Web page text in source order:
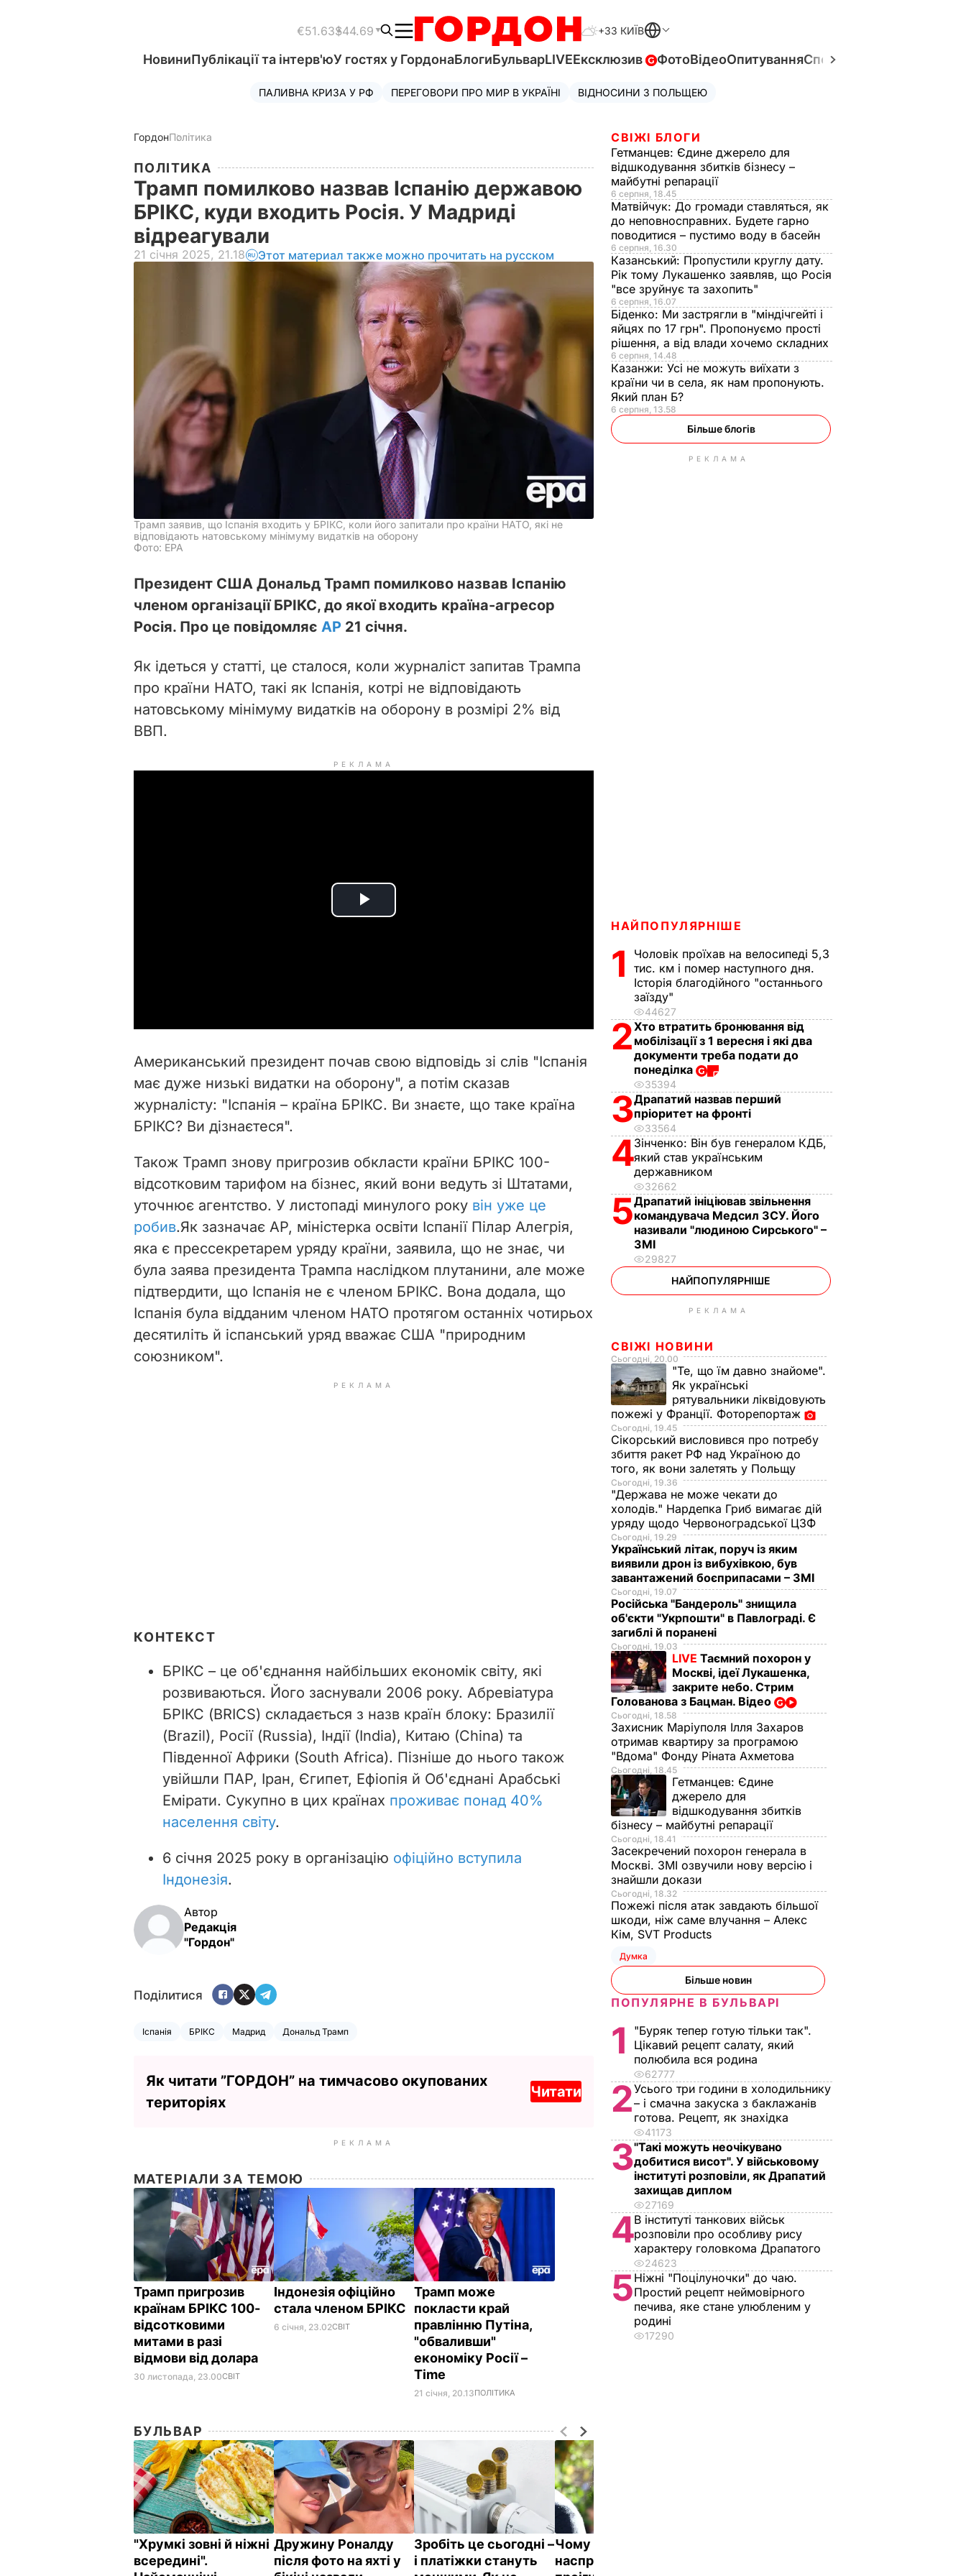
€51.63$44.69 +33 КИЇВ
НовиниПублікації та інтерв'юУ гостях у ГордонаБлогиБульварLIVEЕксклюзив ФотоВідеоОпитуванняСпецпроєкти
ПАЛИВНА КРИЗА У РФ ПЕРЕГОВОРИ ПРО МИР В УКРАЇНІ ВІДНОСИНИ З ПОЛЬЩЕЮ
ГордонПолітика
ПОЛІТИКА
Трамп помилково назвав Іспанію державою
БРІКС, куди входить Росія. У Мадриді
відреагували
21 січня 2025, 21.18 Этот материал также можно прочитать на русском
Трамп заявив, що Іспанія входить у БРІКС, коли його запитали про країни НАТО, які не
відповідають натовському мінімуму видатків на оборону
Фото: EPA
Президент США Дональд Трамп помилково назвав Іспанію
членом організації БРІКС, до якої входить країна-агресор
Росія. Про це повідомляє AP 21 січня.
Як ідеться у статті, це сталося, коли журналіст запитав Трампа
про країни НАТО, такі як Іспанія, котрі не відповідають
натовському мінімуму видатків на оборону в розмірі 2% від
ВВП.
РЕКЛАМА
P
i
d
o
Американський президент почав свою відповідь зі слів "Іспанія
має дуже низькі видатки на оборону", а потім сказав
журналісту: "Іспанія – країна БРІКС. Ви знаєте, що таке країна
БРІКС? Ви дізнаєтеся".
Також Трамп знову пригрозив обкласти країни БРІКС 100-
відсотковим тарифом на бізнес, який вони ведуть зі Штатами,
уточнює агентство. У листопаді минулого року він уже це
робив.Як зазначає AP, міністерка освіти Іспанії Пілар Алегрія,
яка є прессекретарем уряду країни, заявила, що не знає, чи
була заява президента Трампа наслідком плутанини, але може
підтвердити, що Іспанія не є членом БРІКС. Вона додала, що
Іспанія була відданим членом НАТО протягом останніх чотирьох
десятиліть й іспанський уряд вважає США "природним
союзником".
РЕКЛАМА
КОНТЕКСТ
БРІКС – це об'єднання найбільших економік світу, які
розвиваються. Його заснували 2006 року. Абревіатура
БРІКС (BRICS) складається з назв країн блоку: Бразилії
(Brazil), Росії (Russia), Індії (India), Китаю (China) та
Південної Африки (South Africa). Пізніше до нього також
увійшли ПАР, Іран, Єгипет, Ефіопія й Об'єднані Арабські
Емірати. Сукупно в цих країнах проживає понад 40%
населення світу.
6 січня 2025 року в організацію офіційно вступила
Індонезія.
Автор
Редакція
"Гордон"
Поділитися
Іспанія БРІКС Мадрид Дональд Трамп
Як читати ”ГОРДОН” на тимчасово окупованих
територіях
Читати
РЕКЛАМА
МАТЕРІАЛИ ЗА ТЕМОЮ
Трамп пригрозив
країнам БРІКС 100-
відсотковими
митами в разі
відмови від долара
30 листопада, 23.00СВІТ
Індонезія офіційно
стала членом БРІКС
6 січня, 23.02СВІТ
Трамп може
покласти край
правлінню Путіна,
"обваливши"
економіку Росії –
Time
21 січня, 20.13ПОЛІТИКА
БУЛЬВАР
"Хрумкі зовні й ніжні
всередині".
Дружину Роналду
після фото на яхті у
Зробіть це сьогодні –
і платіжки стануть
Чому Чарльз III
насправді
СВІЖІ БЛОГИ
Гетманцев: Єдине джерело для
відшкодування збитків бізнесу –
майбутні репарації
6 серпня, 18.45
Матвійчук: До громади ставляться, як
до неповносправних. Будете гарно
поводитися – пустимо воду в басейн
6 серпня, 16.30
Казанський: Пропустили круглу дату.
Рік тому Лукашенко заявляв, що Росія
"все зруйнує та захопить"
6 серпня, 16.07
Біденко: Ми застрягли в "міндічгейті і
яйцях по 17 грн". Пропонуємо прості
рішення, а від влади хочемо складних
6 серпня, 14.48
Казанжи: Усі не можуть виїхати з
країни чи в села, як нам пропонують.
Який план Б?
6 серпня, 13.58
Більше блогів
РЕКЛАМА
НАЙПОПУЛЯРНІШЕ
1
Чоловік проїхав на велосипеді 5,3
тис. км і помер наступного дня.
Історія благодійного "останнього
заїзду"
44627
2Хто втратить бронювання від
мобілізації з 1 вересня і які два
документи треба подати до
понеділка
35394
3Драпатий назвав перший
пріоритет на фронті
33564
4Зінченко: Він був генералом КДБ,
який став українським
державником
32662
5Драпатий ініціював звільнення
командувача Медсил ЗСУ. Його
називали "людиною Сирського" –
ЗМІ
29827
НАЙПОПУЛЯРНІШЕ
РЕКЛАМА
СВІЖІ НОВИНИ
Сьогодні, 20.00
"Те, що їм давно знайоме".
Як українські
рятувальники ліквідовують
пожежі у Франції. Фоторепортаж
Сьогодні, 19.45
Сікорський висловився про потребу
збиття ракет РФ над Україною до
того, як вони залетять у Польщу
Сьогодні, 19.36
"Держава не може чекати до
холодів." Нардепка Гриб вимагає дій
уряду щодо Червоноградської ЦЗФ
Сьогодні, 19.29
Український літак, поруч із яким
виявили дрон із вибухівкою, був
завантажений боєприпасами – ЗМІ
Сьогодні, 19.07
Російська "Бандероль" знищила
об'єкти "Укрпошти" в Павлограді. Є
загиблі й поранені
Сьогодні, 19.03
LIVE Таємний похорон у
Москві, ідеї Лукашенка,
закрите небо. Стрим
Голованова з Бацман. Відео
Сьогодні, 18.58
Захисник Маріуполя Ілля Захаров
отримав квартиру за програмою
"Вдома" Фонду Ріната Ахметова
Сьогодні, 18.45
Гетманцев: Єдине
джерело для
відшкодування збитків
бізнесу – майбутні репарації
Сьогодні, 18.41
Засекречений похорон генерала в
Москві. ЗМІ озвучили нову версію і
знайшли докази
Сьогодні, 18.32
Пожежі після атак завдають більшої
шкоди, ніж саме влучання – Алекс
Кім, SVT Products
Думка
Більше новин
ПОПУЛЯРНЕ В БУЛЬВАРІ
1
"Буряк тепер готую тільки так".
Цікавий рецепт салату, який
полюбила вся родина
62777
2Усього три години в холодильнику
– і смачна закуска з баклажанів
готова. Рецепт, як знахідка
41173
3"Такі можуть неочікувано
добитися висот". У військовому
інституті розповіли, як Драпатий
захищав диплом
27169
4В інституті танкових військ
розповіли про особливу рису
характеру головкома Драпатого
24623
5Ніжні "Поцілуночки" до чаю.
Простий рецепт неймовірного
печива, яке стане улюбленим у
родині
17290